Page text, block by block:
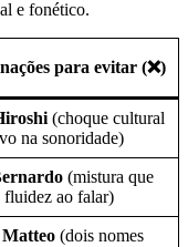
e fonético.
para evitar (❌)
(choque cultural
na sonoridade)
(mistura que
fluidez ao falar)
(dois nomes